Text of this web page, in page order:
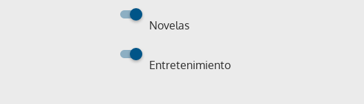
Novelas
Entretenimiento